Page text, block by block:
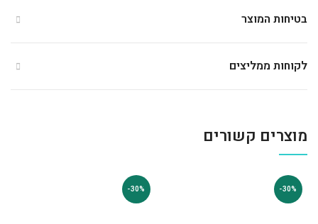
בטיחות המוצר
לקוחות ממליצים
מוצרים קשורים
-30%
-30%